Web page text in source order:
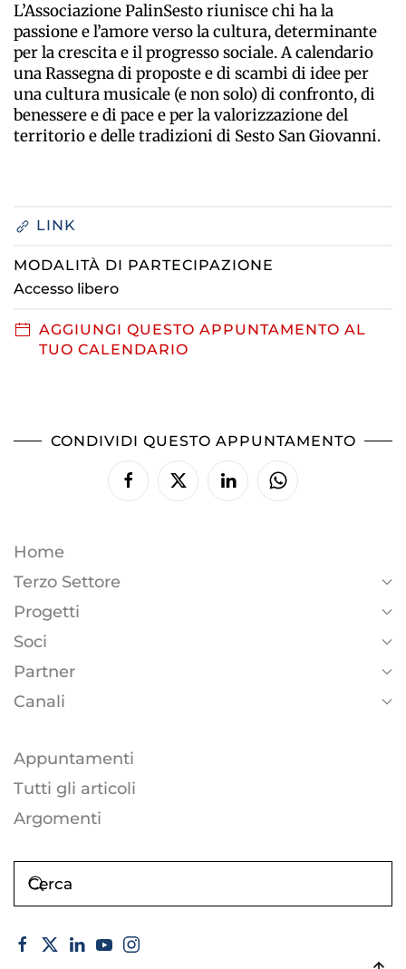
LINK
MODALITÀ DI PARTECIPAZIONE
Accesso libero
AGGIUNGI QUESTO APPUNTAMENTO AL
TUO CALENDARIO
L’Associazione PalinSesto riunisce chi ha la
passione e l’amore verso la cultura, determinante
per la crescita e il progresso sociale. A calendario
una Rassegna di proposte e di scambi di idee per
una cultura musicale (e non solo) di confronto, di
benessere e di pace e per la valorizzazione del
territorio e delle tradizioni di Sesto San Giovanni.
CONDIVIDI QUESTO APPUNTAMENTO
Home
Terzo Settore
Progetti
Soci
Partner
Canali
Appuntamenti
Tutti gli articoli
Argomenti